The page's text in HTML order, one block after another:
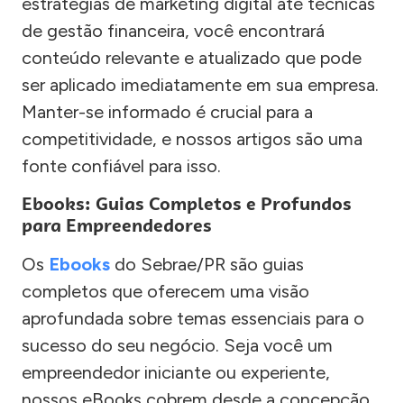
de gestão financeira, você encontrará
conteúdo relevante e atualizado que pode
ser aplicado imediatamente em sua empresa.
Manter-se informado é crucial para a
competitividade, e nossos artigos são uma
fonte confiável para isso.
Ebooks: Guias Completos e Profundos
para Empreendedores
Os Ebooks do Sebrae/PR são guias
completos que oferecem uma visão
aprofundada sobre temas essenciais para o
sucesso do seu negócio. Seja você um
empreendedor iniciante ou experiente,